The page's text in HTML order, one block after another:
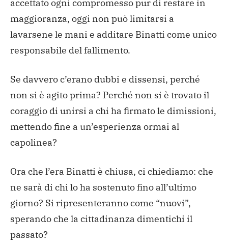
accettato ogni compromesso pur di restare in
maggioranza, oggi non può limitarsi a
lavarsene le mani e additare Binatti come unico
responsabile del fallimento.
Se davvero c’erano dubbi e dissensi, perché
non si è agito prima? Perché non si è trovato il
coraggio di unirsi a chi ha firmato le dimissioni,
mettendo fine a un’esperienza ormai al
capolinea?
Ora che l’era Binatti è chiusa, ci chiediamo: che
ne sarà di chi lo ha sostenuto fino all’ultimo
giorno? Si ripresenteranno come “nuovi”,
sperando che la cittadinanza dimentichi il
passato?